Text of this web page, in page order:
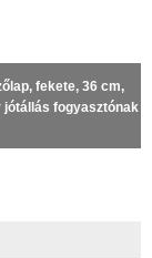
fekete, 36 cm,
jótállás fogyasztónak